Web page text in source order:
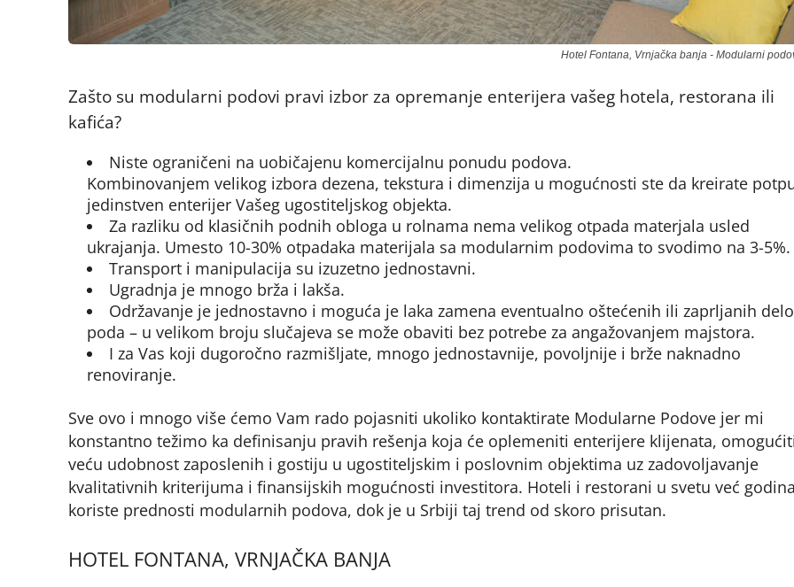
Hotel Fontana, Vrnjačka banja - Modularni
Zašto su modularni podovi pravi izbor za opremanje enterijera vašeg hotela, restorana ili
kafića?
Niste ograničeni na uobičajenu komercijalnu ponudu podova.
Kombinovanjem velikog izbora dezena, tekstura i dimenzija u mogućnosti ste da kreirate
jedinstven enterijer Vašeg ugostiteljskog objekta.
Za razliku od klasičnih podnih obloga u rolnama nema velikog otpada materjala usled
ukrajanja. Umesto 10-30% otpadaka materijala sa modularnim podovima to svodimo na 3-5%.
Transport i manipulacija su izuzetno jednostavni.
Ugradnja je mnogo brža i lakša.
Održavanje je jednostavno i moguća je laka zamena eventualno oštećenih ili zaprljanih
poda – u velikom broju slučajeva se može obaviti bez potrebe za angažovanjem majstora.
I za Vas koji dugoročno razmišljate, mnogo jednostavnije, povoljnije i brže naknadno
renoviranje.
Sve ovo i mnogo više ćemo Vam rado pojasniti ukoliko kontaktirate Modularne Podove jer mi
konstantno težimo ka definisanju pravih rešenja koja će oplemeniti enterijere klijenata,
veću udobnost zaposlenih i gostiju u ugostiteljskim i poslovnim objektima uz zadovoljavanje
kvalitativnih kriterijuma i finansijskih mogućnosti investitora. Hoteli i restorani u svetu već
koriste prednosti modularnih podova, dok je u Srbiji taj trend od skoro prisutan.
HOTEL FONTANA, VRNJAČKA BANJA